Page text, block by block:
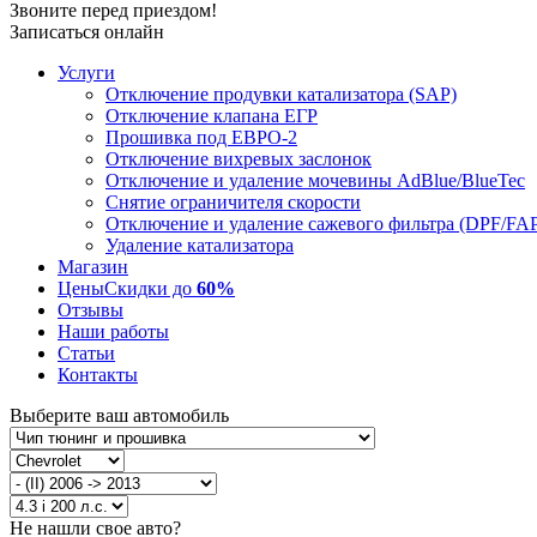
Звоните перед приездом!
Записаться онлайн
Услуги
Отключение продувки катализатора (SAP)
Отключение клапана ЕГР
Прошивка под ЕВРО-2
Отключение вихревых заслонок
Отключение и удаление мочевины AdBlue/BlueTec
Снятие ограничителя скорости
Отключение и удаление сажевого фильтра (DPF/
Удаление катализатора
Магазин
ЦеныСкидки до 60%
Отзывы
Наши работы
Статьи
Контакты
Выберите ваш автомобиль
Не нашли свое авто?